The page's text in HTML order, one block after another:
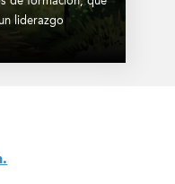
liderazgo